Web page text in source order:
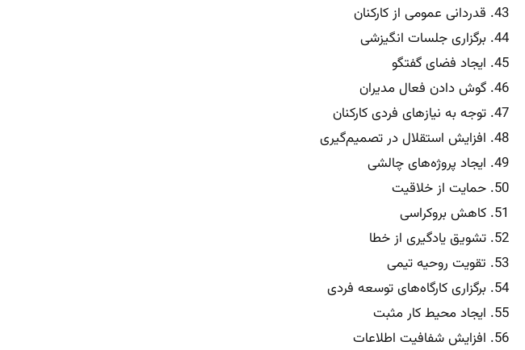
43. قدردانی عمومی از کارکنان
44. برگزاری جلسات انگیزشی
45. ایجاد فضای گفتگو
46. گوش دادن فعال مدیران
47. توجه به نیازهای فردی کارکنان
48. افزایش استقلال در تصمیم‌گیری
49. ایجاد پروژه‌های چالشی
50. حمایت از خلاقیت
51. کاهش بروکراسی
52. تشویق یادگیری از خطا
53. تقویت روحیه تیمی
54. برگزاری کارگاه‌های توسعه فردی
55. ایجاد محیط کار مثبت
56. افزایش شفافیت اطلاعات